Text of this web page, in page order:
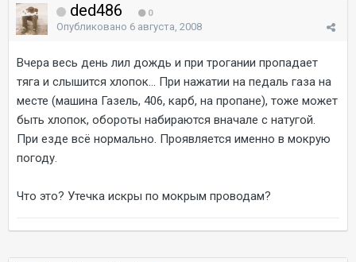
ded486 0
Опубликовано 6 августа, 2008
Вчера весь день лил дождь и при трогании пропадает
тяга и слышится хлопок... При нажатии на педаль газа на
месте (машина Газель, 406, карб, на пропане), тоже может
быть хлопок, обороты набираются вначале с натугой.
При езде всё нормально. Проявляется именно в мокрую
погоду.
Что это? Утечка искры по мокрым проводам?